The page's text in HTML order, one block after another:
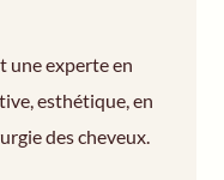
une experte en
esthétique, en
des cheveux.